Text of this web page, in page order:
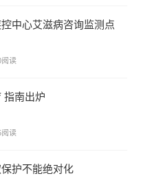
中心艾滋病咨询监测点
阅读
指南出炉
阅读
护不能绝对化